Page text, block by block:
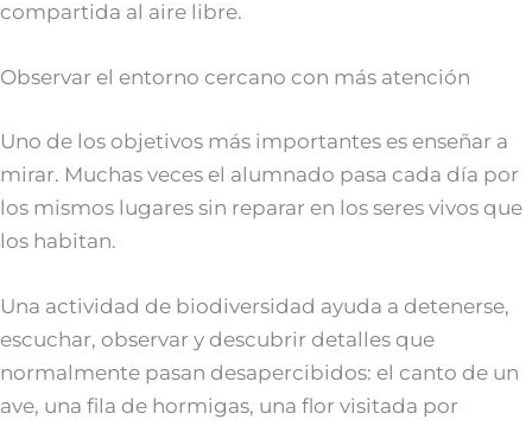
compartida al aire libre.
Observar el entorno cercano con más atención
Uno de los objetivos más importantes es enseñar a
mirar. Muchas veces el alumnado pasa cada día por
los mismos lugares sin reparar en los seres vivos que
los habitan.
Una actividad de biodiversidad ayuda a detenerse,
escuchar, observar y descubrir detalles que
normalmente pasan desapercibidos: el canto de un
ave, una fila de hormigas, una flor visitada por